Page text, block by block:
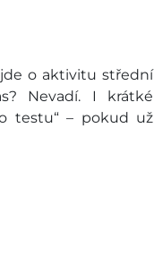
o aktivitu střední
Nevadí. I krátké
testu“ – pokud už